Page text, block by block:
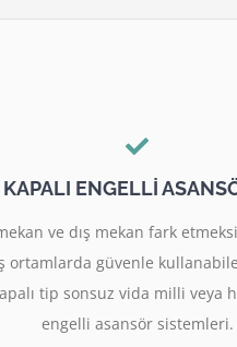
KAPALI ENGELLİ
ve dış mekan fark
ortamlarda güvenle
tip sonsuz vida milli veya
engelli asansör sistemleri.